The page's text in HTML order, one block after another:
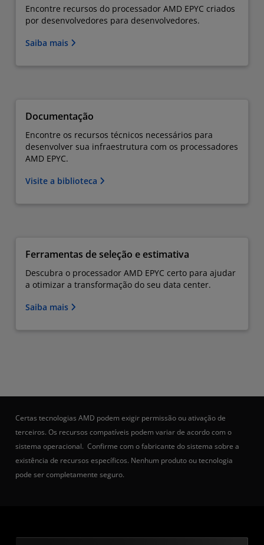
Encontre recursos do processador AMD EPYC criados
por desenvolvedores para desenvolvedores.
Saiba mais
Documentação
Encontre os recursos técnicos necessários para
desenvolver sua infraestrutura com os processadores
AMD EPYC.
Visite a biblioteca
Ferramentas de seleção e estimativa
Descubra o processador AMD EPYC certo para ajudar
a otimizar a transformação do seu data center.
Saiba mais
Certas tecnologias AMD podem exigir permissão ou ativação de
terceiros. Os recursos compatíveis podem variar de acordo com o
sistema operacional. Confirme com o fabricante do sistema sobre a
existência de recursos específicos. Nenhum produto ou tecnologia
pode ser completamente seguro.